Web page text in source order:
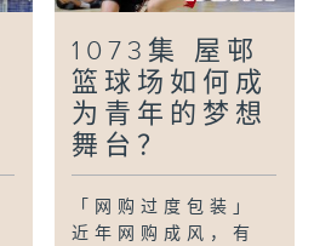
1073集 屋邨
篮球场如何成
为青年的梦想
舞台？
「网购过度包装」
近年网购成风，有